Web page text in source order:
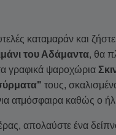
καταμαράν και
του Αδάμαντα, θα
γραφικά ψαροχώρια
τους,
ατμόσφαιρα καθώς ο
απολαύστε ένα